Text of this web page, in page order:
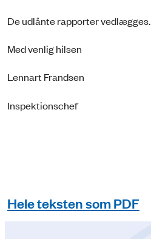
De udlånte rapporter vedlægges.
Med venlig hilsen
Lennart Frandsen
Inspektionschef
Hele teksten som PDF